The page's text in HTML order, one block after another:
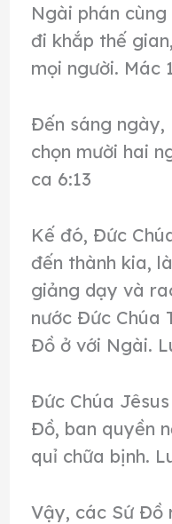
Ngài phán
đi khắp thế
mọi người. Mác
Đến sáng ngày,
chọn mười hai
ca 6:13
Kế đó, Đức
đến thành kia,
giảng dạy và
nước Đức Chúa
Đồ ở với Ngài.
Đức Chúa
Đồ, ban quyền
quỉ chữa bịnh.
Vậy, các Sứ Đồ